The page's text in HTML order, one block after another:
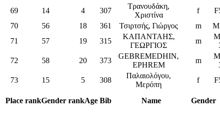
69
14 4 307
Τρανουδάκη,
Χριστίνα
f
70
56 18 361 Τσιρτσής, Γιώργος m
71
57 19 315
ΚΑΠΑΝΤΑΗΣ,
ΓΕΩΡΓΙΟΣ
m
72
58 20 373
GEBREMEDHIN,
EPHREM
m
73
15 5 308
Παλαιολόγου,
Μερόπη
f
Place rankGender rankAge Bib Name Gender